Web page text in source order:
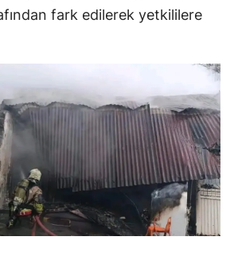
fark edilerek yetkililere